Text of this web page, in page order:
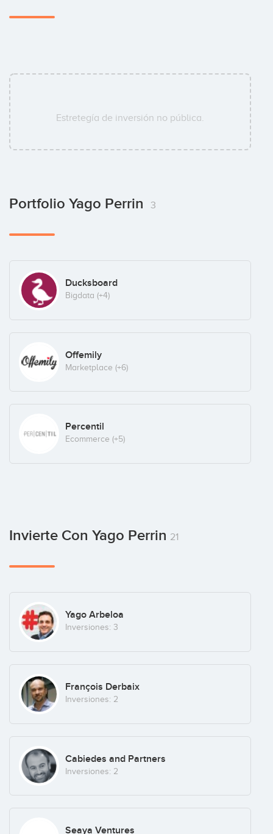
Estretegía de inversión no pública.
Portfolio Yago Perrin 3
Ducksboard
Bigdata (+4)
Offemily
Marketplace (+6)
Percentil
Ecommerce (+5)
Invierte Con Yago Perrin 21
Yago Arbeloa
Inversiones: 3
François Derbaix
Inversiones: 2
Cabiedes and Partners
Inversiones: 2
Seaya Ventures